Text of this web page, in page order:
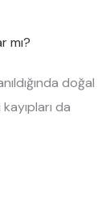
mı?
doğal
da